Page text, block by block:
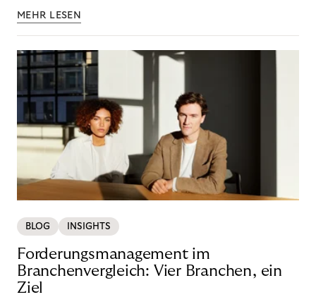
MEHR LESEN
BLOG INSIGHTS
Forderungsmanagement im
Branchenvergleich: Vier Branchen, ein
Ziel